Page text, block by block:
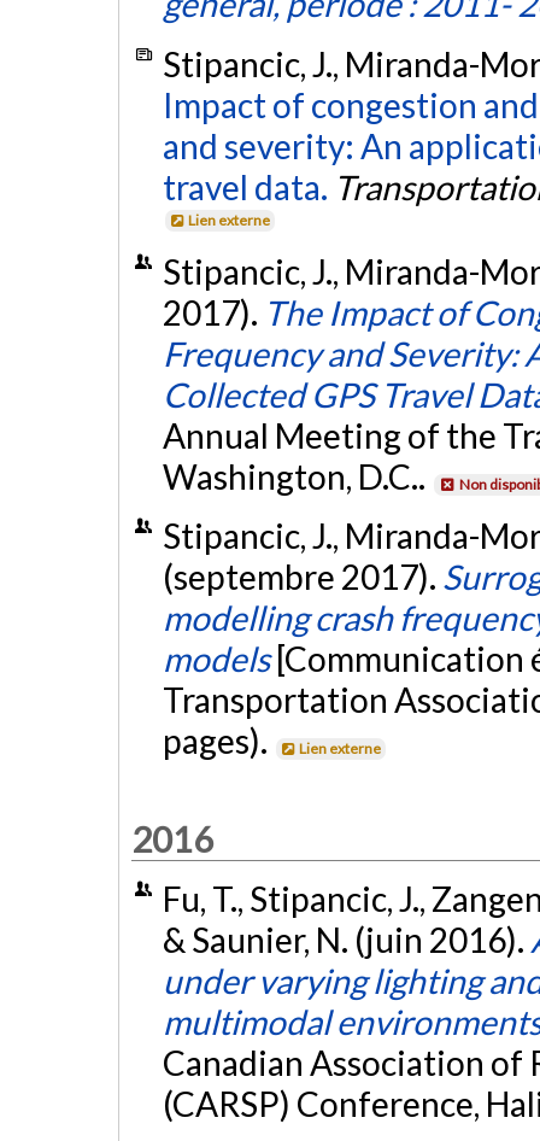
Stipancic, J., Miranda-
Impact of congestion
and severity: An
travel data.
Lien externe
Stipancic, J., Miranda-
2017). The Impact of
Frequency and Severity:
Collected GPS Travel
Annual Meeting of the
Washington, D.C..
Non
Stipancic, J., Miranda-
(septembre 2017).
modelling crash
models [Communication
Transportation
pages).
Lien externe
2016
Fu, T., Stipancic, J.,
& Saunier, N. (juin 2016).
under varying lighting
multimodal
Canadian Association of
(CARSP) Conference,